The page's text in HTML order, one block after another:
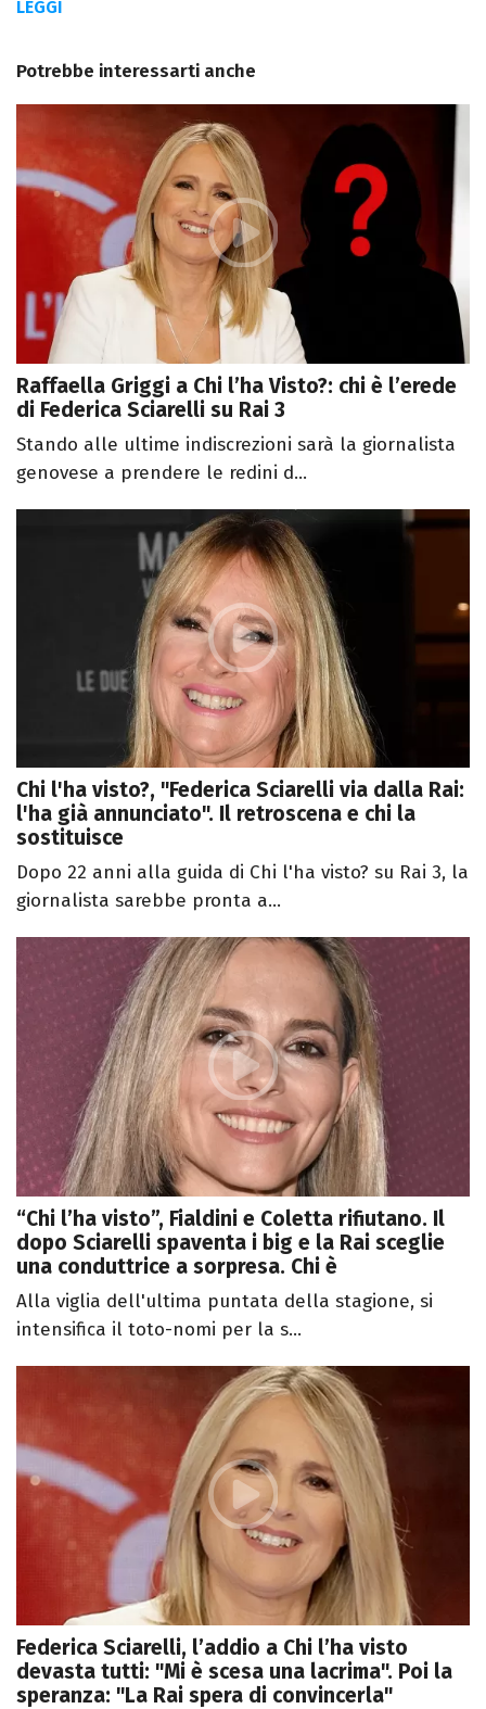
LEGGI
Potrebbe interessarti anche
Raffaella Griggi a Chi l’ha Visto?: chi è l’erede
di Federica Sciarelli su Rai 3
Stando alle ultime indiscrezioni sarà la giornalista
genovese a prendere le redini d...
Chi l'ha visto?, "Federica Sciarelli via dalla Rai:
l'ha già annunciato". Il retroscena e chi la
sostituisce
Dopo 22 anni alla guida di Chi l'ha visto? su Rai 3, la
giornalista sarebbe pronta a...
“Chi l’ha visto”, Fialdini e Coletta rifiutano. Il
dopo Sciarelli spaventa i big e la Rai sceglie
una conduttrice a sorpresa. Chi è
Alla viglia dell'ultima puntata della stagione, si
intensifica il toto-nomi per la s...
Federica Sciarelli, l’addio a Chi l’ha visto
devasta tutti: "Mi è scesa una lacrima". Poi la
speranza: "La Rai spera di convincerla"